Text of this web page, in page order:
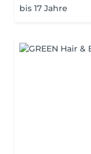
bis 17 Jahre